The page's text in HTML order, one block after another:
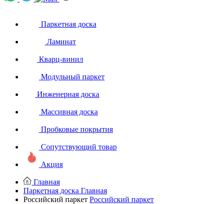
Паркетная доска
Ламинат
Кварц-винил
Модульный паркет
Инженерная доска
Массивная доска
Пробковые покрытия
Сопутствующий товар
Акция
Главная
Паркетная доска Главная
Российский паркет Российский паркет